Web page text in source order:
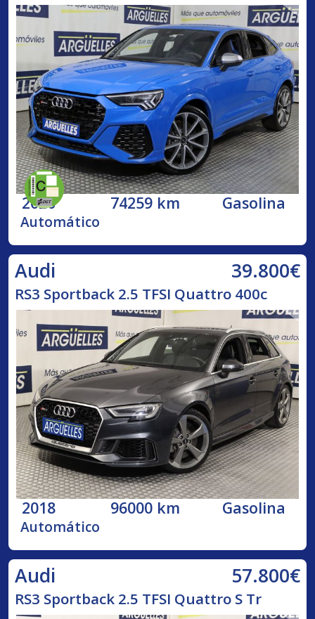
2020 74259 km Gasolina
Automático
Audi 39.800€
RS3 Sportback 2.5 TFSI Quattro 400c
2018 96000 km Gasolina
Automático
Audi 57.800€
RS3 Sportback 2.5 TFSI Quattro S Tr